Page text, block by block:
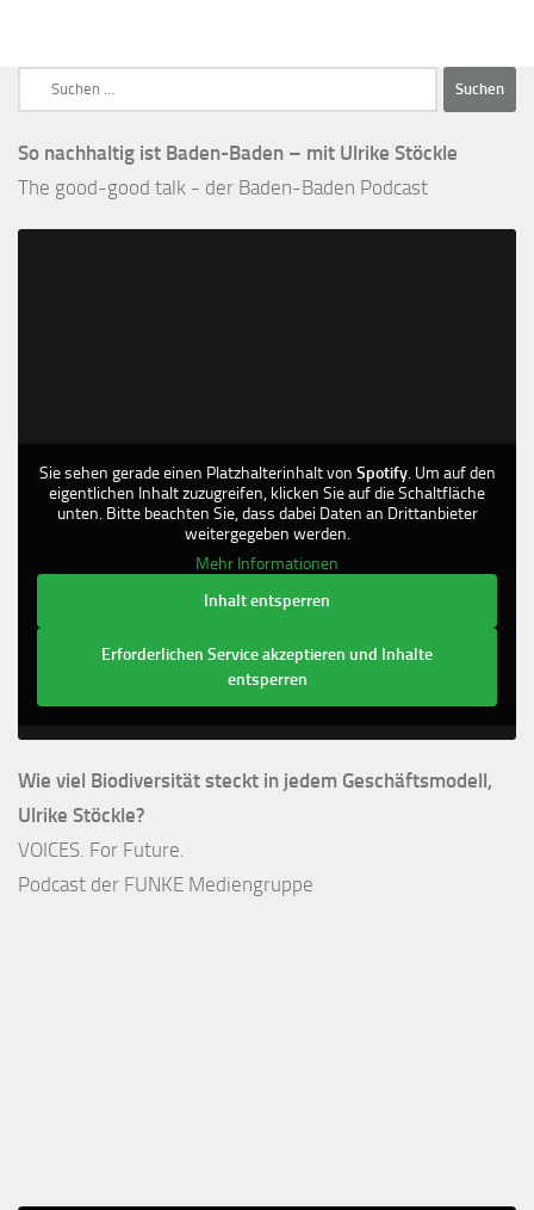
Suchen
nach:
So nachhaltig ist Baden-Baden – mit Ulrike Stöckle
The good-good talk - der Baden-Baden Podcast
Sie sehen gerade einen Platzhalterinhalt von Spotify. Um auf den
eigentlichen Inhalt zuzugreifen, klicken Sie auf die Schaltfläche
unten. Bitte beachten Sie, dass dabei Daten an Drittanbieter
weitergegeben werden.
Mehr Informationen
Inhalt entsperren
Erforderlichen Service akzeptieren und Inhalte
entsperren
Wie viel Biodiversität steckt in jedem Geschäftsmodell,
Ulrike Stöckle?
VOICES. For Future.
Podcast der FUNKE Mediengruppe